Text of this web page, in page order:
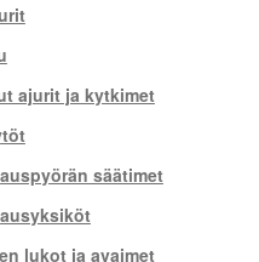
ajurit ja kytkimet
säätimet
lukot ja avaimet